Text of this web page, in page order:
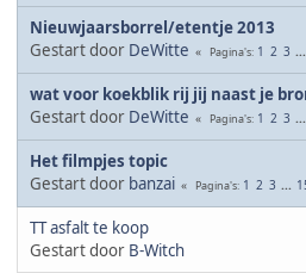
Nieuwjaarsborrel/etentje 2013
Gestart door DeWitte Pagina's 1 2 3 ...
wat voor koekblik rij jij naast je
Gestart door DeWitte Pagina's 1 2 3 ...
Het filmpjes topic
Gestart door banzai Pagina's 1 2 3 ...
TT asfalt te koop
Gestart door B-Witch